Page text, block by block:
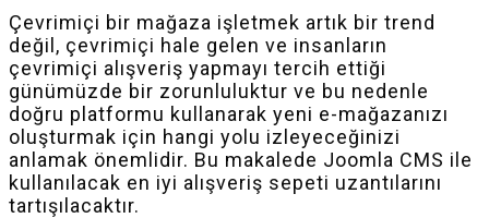
Çevrimiçi bir mağaza işletmek artık bir trend
değil, çevrimiçi hale gelen ve insanların
çevrimiçi alışveriş yapmayı tercih ettiği
günümüzde bir zorunluluktur ve bu nedenle
doğru platformu kullanarak yeni e-mağazanızı
oluşturmak için hangi yolu izleyeceğinizi
anlamak önemlidir. Bu makalede Joomla CMS ile
kullanılacak en iyi alışveriş sepeti uzantılarını
tartışılacaktır.